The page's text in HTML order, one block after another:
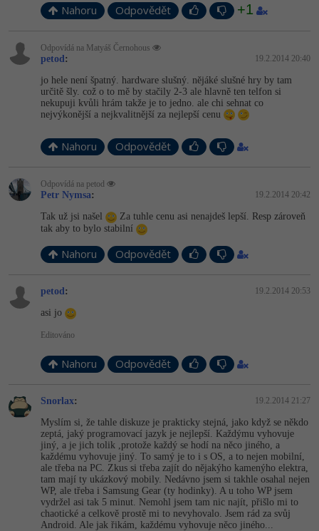
Nahoru Odpovědět +1
Odpovídá na Matyáš Černohous
petod: 19.2.2014 20:40
jo hele není špatný. hardware slušný. nějáké slušné hry by tam
určitě šly. což o to mě by stačily 2-3 ale hlavně ten telfon si
nekupuji kvůli hrám takže je to jedno. ale chi sehnat co
nejvýkonější a nejkvalitnější za nejlepší cenu
Nahoru Odpovědět
Odpovídá na petod
Petr Nymsa: 19.2.2014 20:42
Tak už jsi našel
Za tuhle cenu asi nenajdeš lepší. Resp zároveň
tak aby to bylo stabilní
Nahoru Odpovědět
petod : 19.2.2014 20:53
asi jo
Editováno
Nahoru Odpovědět
Snorlax: 19.2.2014 21:27
Myslím si, že tahle diskuze je prakticky stejná, jako když se někdo
zeptá, jaký programovací jazyk je nejlepší. Každýmu vyhovuje
jiný, a je jich tolik ,protože každý se hodí na něco jiného, a
každému vyhovuje jiný. To samý je to i s OS, a to nejen mobilní,
ale třeba na PC. Zkus si třeba zajít do nějakýho kamenýho elektra,
tam mají ty ukázkový mobily. Nedávno jsem si takhle osahal nejen
WP, ale třeba i Samsung Gear (ty hodinky). A u toho WP jsem
vydržel asi tak 5 minut. Nemohl jsem tam nic najít, přišlo mi to
chaotické a celkově prostě mi to nevyhovalo. Jsem rád za svůj
Android. Ale jak řikám, každému vyhovuje něco jiného...